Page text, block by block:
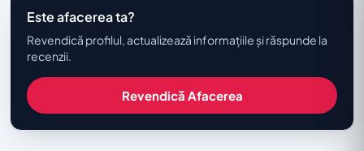
Este afacerea ta?
Revendică profilul, actualizează informațiile și răspunde la
recenzii.
Revendică Afacerea